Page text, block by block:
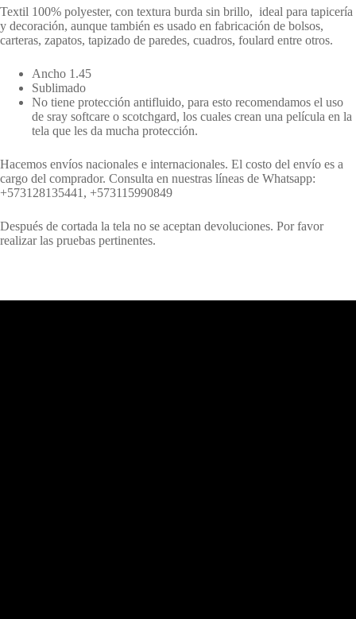
Textil 100% polyester, con textura burda sin brillo, ideal para tapicería
y decoración, aunque también es usado en fabricación de bolsos,
carteras, zapatos, tapizado de paredes, cuadros, foulard entre otros.
Ancho 1.45
Sublimado
No tiene protección antifluido, para esto recomendamos el uso
de sray softcare o scotchgard, los cuales crean una película en la
tela que les da mucha protección.
Hacemos envíos nacionales e internacionales. El costo del envío es a
cargo del comprador. Consulta en nuestras líneas de Whatsapp:
+573128135441, +573115990849
Después de cortada la tela no se aceptan devoluciones. Por favor
realizar las pruebas pertinentes.